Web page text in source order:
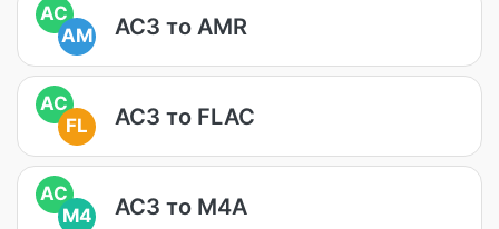
AC
AM
AC3 то AMR
AC
FL
AC3 то FLAC
AC
M4
AC3 то M4A